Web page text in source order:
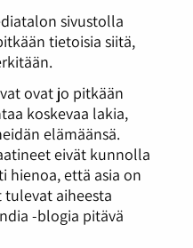
sivustolla
tietoisia siitä,
ovat jo pitkään
koskevaa lakia,
elämäänsä.
eivät kunnolla
hienoa, että asia on
aiheesta
-blogia pitävä